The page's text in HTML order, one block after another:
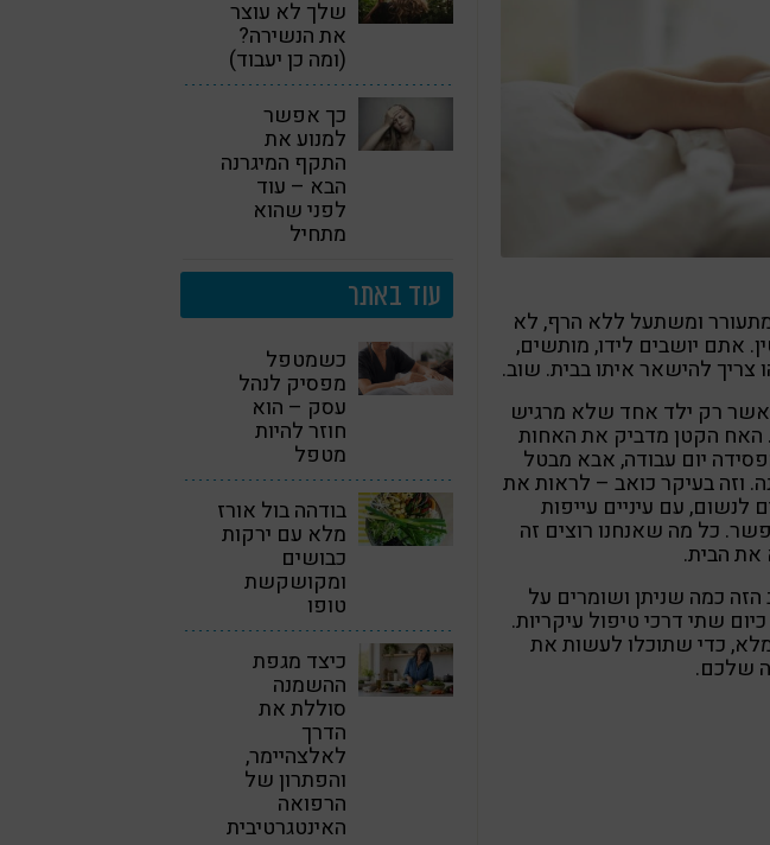
שוב מתעורר ומשתעל ללא הרף, לא
אתם יושבים לידו, מותשים,
צריך להישאר איתו בבית. שוב.
רק ילד אחד שלא מרגיש
האח הקטן מדביק את האחות
יום עבודה, אבא מבטל
וזה בעיקר כואב – לראות את
עם עיניים עייפות
כל מה שאנחנו רוצים זה
הבית.
כמה שניתן ושומרים על
שתי דרכי טיפול עיקריות.
כדי שתוכלו לעשות את
שלכם.
שלך לא עוצר
את הנשירה?
(ומה כן יעבוד)
כך אפשר
למנוע את
התקף המיגרנה
הבא – עוד
לפני שהוא
מתחיל
עוד באתר
כשמטפל
מפסיק לנהל
עסק – הוא
חוזר להיות
מטפל
בודהה בול אורז
מלא עם ירקות
כבושים
ומקושקשת
טופו
כיצד מגפת
ההשמנה
סוללת את
הדרך
לאלצהיימר,
והפתרון של
הרפואה
האינטגרטיבית